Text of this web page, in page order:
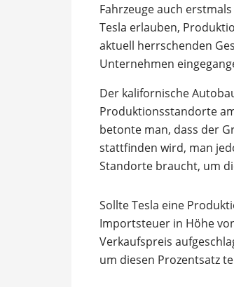
Fahrzeuge auch
Tesla erlauben,
aktuell herrschenden
Unternehmen
Der kalifornische
Produktionsstandorte
betonte man, dass der
stattfinden wird, man
Standorte braucht, um
Sollte Tesla eine
Importsteuer in Höhe
Verkaufspreis
um diesen Prozentsatz